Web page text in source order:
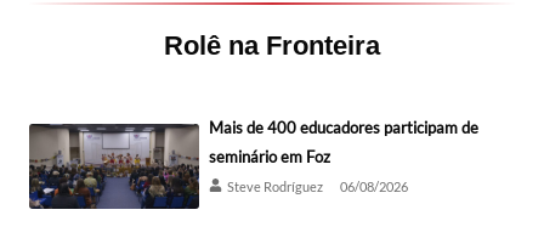
Rolê na Fronteira
Mais de 400 educadores participam de
seminário em Foz
Steve Rodríguez 06/08/2026